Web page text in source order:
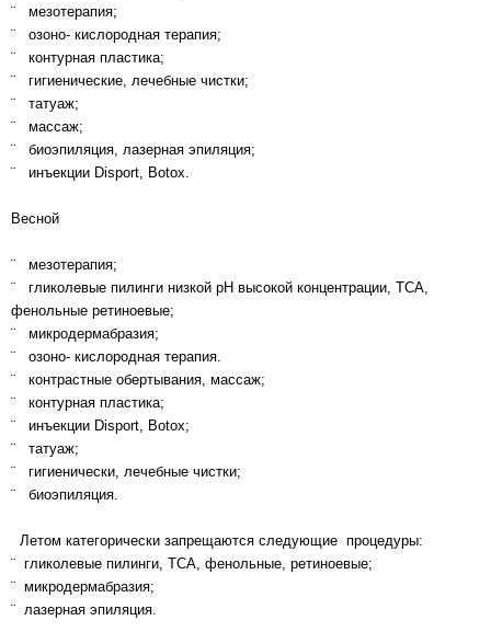
¨ мезотерапия;
¨ озоно- кислородная терапия;
¨ контурная пластика;
¨ гигиенические, лечебные чистки;
¨ татуаж;
¨ массаж;
¨ биоэпиляция, лазерная эпиляция;
¨ инъекции Disport, Botox.
Весной
¨ мезотерапия;
¨ гликолевые пилинги низкой рН высокой концентрации, ТСА,
фенольные ретиноевые;
¨ микродермабразия;
¨ озоно- кислородная терапия.
¨ контрастные обертывания, массаж;
¨ контурная пластика;
¨ инъекции Disport, Botox;
¨ татуаж;
¨ гигиенически, лечебные чистки;
¨ биоэпиляция.
Летом категорически запрещаются следующие процедуры:
¨ гликолевые пилинги, ТСА, фенольные, ретиноевые;
¨ микродермабразия;
¨ лазерная эпиляция.